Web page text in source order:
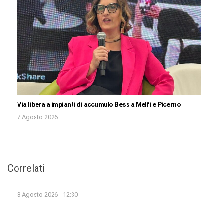
Via libera a impianti di accumulo Bess a Melfi e Picerno
7 Agosto 2026
Correlati
8 Agosto 2026 - 12:30